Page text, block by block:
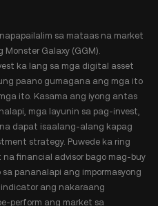
sa mataas na market
Monster Galaxy (GGM).
ka lang sa mga digital asset
paano gumagana ang mga ito
ito. Kasama ang iyong antas
mga layunin sa pag-invest,
dapat isaalang-alang kapag
strategy. Puwede ka ring
financial advisor bago mag-buy
pananalapi ang impormasyong
ang nakaraang
perform ang market sa